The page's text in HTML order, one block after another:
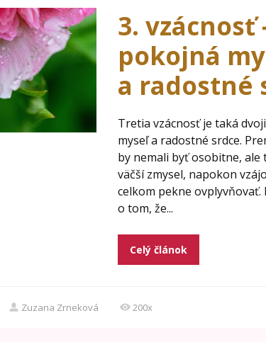
3. vzácnosť
pokojná
a radostné
Tretia vzácnosť je taká
myseľ a radostné srdce.
by nemali byť osobitne, ale
väčší zmysel, napokon
celkom pekne ovplyvňovať.
o tom, že...
Celý článok
Zuzana Zrneková 200x